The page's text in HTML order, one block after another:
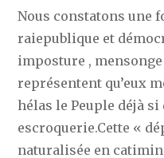
Nous constatons une
raiepublique et
imposture ,
représentent qu’eux
hélas le Peuple déjà
escroquerie.Cette «
naturalisée en